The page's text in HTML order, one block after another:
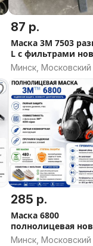
87 р.
Маска 3M 7503
L с фильтрами
Минск, Московский
285 р.
Маска 6800
Минск, Московский